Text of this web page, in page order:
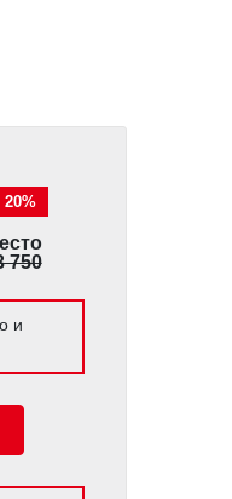
20%
750
и